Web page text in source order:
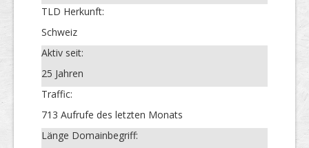
TLD Herkunft:
Schweiz
Aktiv seit:
25 Jahren
Traffic:
713 Aufrufe des letzten Monats
Länge Domainbegriff: